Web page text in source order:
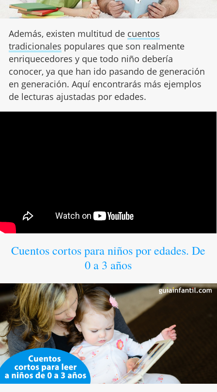
Además, existen multitud de cuentos
tradicionales populares que son realmente
enriquecedores y que todo niño debería
conocer, ya que han ido pasando de generación
en generación. Aquí encontrarás más ejemplos
de lecturas ajustadas por edades.
Cuentos cortos para niños por edades. De
0 a 3 años